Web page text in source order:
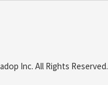
Inc. All Rights Reserved.